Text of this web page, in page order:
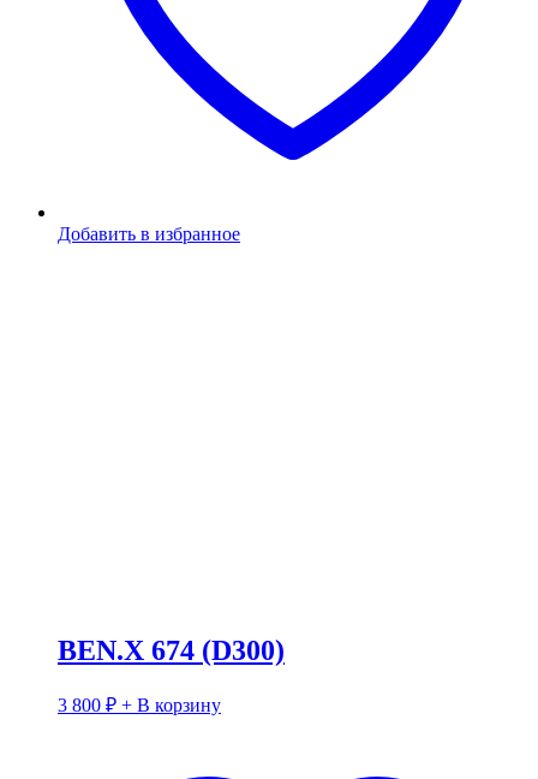
Добавить в избранное
BEN.X 674 (D300)
3 800 ₽ + В корзину